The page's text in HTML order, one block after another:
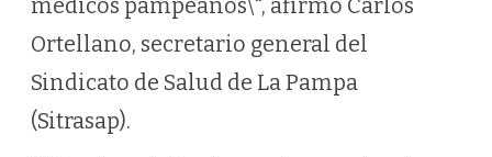
médicos pampeanos\", afirmó Carlos
Ortellano, secretario general del
Sindicato de Salud de La Pampa
(Sitrasap).